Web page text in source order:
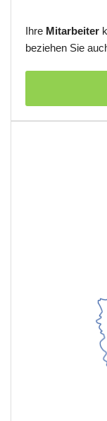
Ihre Mitarbeiter
beziehen Sie